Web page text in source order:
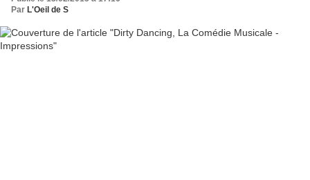
Par L'Oeil de S